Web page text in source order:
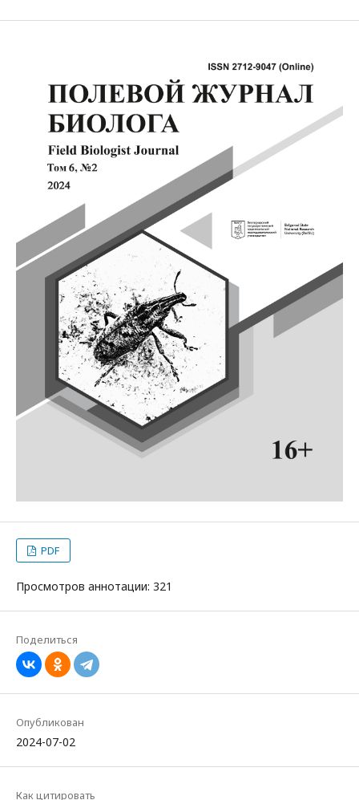
PDF
Просмотров аннотации: 321
Поделиться
Опубликован
2024-07-02
Как цитировать